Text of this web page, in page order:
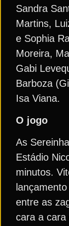
Sandra
Martins,
e Sophia
Moreira,
Gabi
Barboza
Isa Viana.
O jogo
As
Estádio
minutos.
entre as
cara a cara